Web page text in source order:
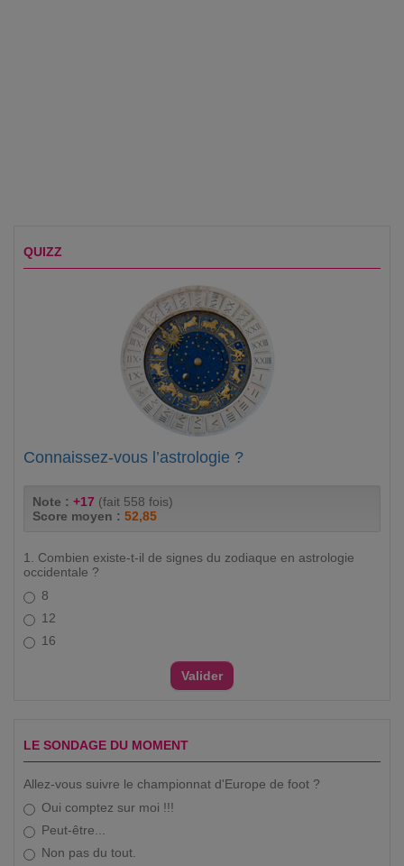
QUIZZ
Connaissez-vous l’astrologie ?
Note : +17 (fait 558 fois)
Score moyen : 52,85
1. Combien existe-t-il de signes du zodiaque en astrologie
occidentale ?
8
12
16
LE SONDAGE DU MOMENT
Allez-vous suivre le championnat d'Europe de foot ?
Oui comptez sur moi !!!
Peut-être...
Non pas du tout.